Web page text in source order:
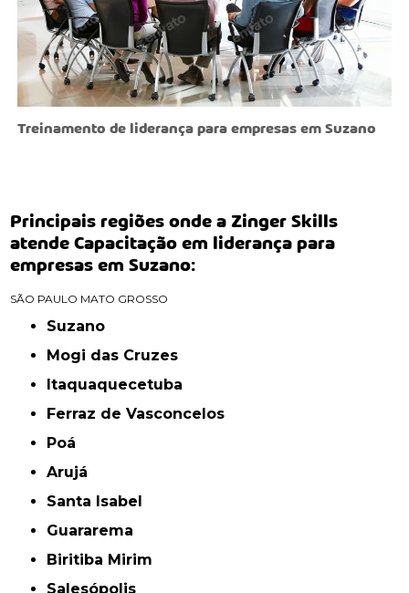
Treinamento de liderança para empresas em Suzano
Principais regiões onde a Zinger Skills
atende Capacitação em liderança para
empresas em Suzano:
SÃO PAULO MATO GROSSO
Suzano
Mogi das Cruzes
Itaquaquecetuba
Ferraz de Vasconcelos
Poá
Arujá
Santa Isabel
Guararema
Biritiba Mirim
Salesópolis